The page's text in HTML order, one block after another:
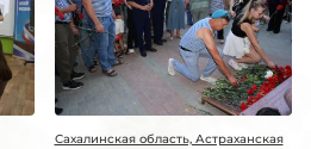
Сахалинская область, Астраханская